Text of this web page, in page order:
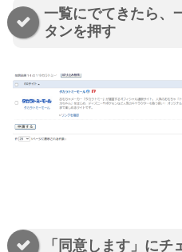
一覧にでてきたら、
タンを押す
「同意します」に